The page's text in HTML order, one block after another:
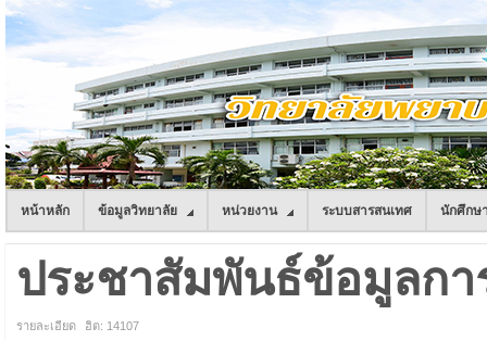
หน้าหลัก ข้อมูลวิทยาลัย หน่วยงาน ระบบสารสนเทศ นักศึกษ
ประชาสัมพันธ์ข้อมูลกา
รายละเอียด ฮิต: 14107